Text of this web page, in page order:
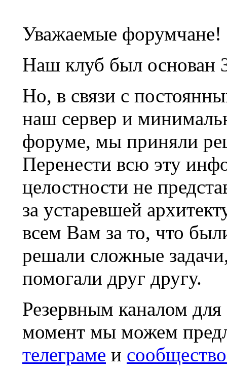
Уважаемые форумчане!
Наш клуб был основан
Но, в связи с
наш сервер и
форуме, мы приняли
Перенести всю эту
целостности не
за устаревшей
всем Вам за то, что
решали сложные
помогали друг другу.
Резервным каналом
момент мы можем
телеграме и